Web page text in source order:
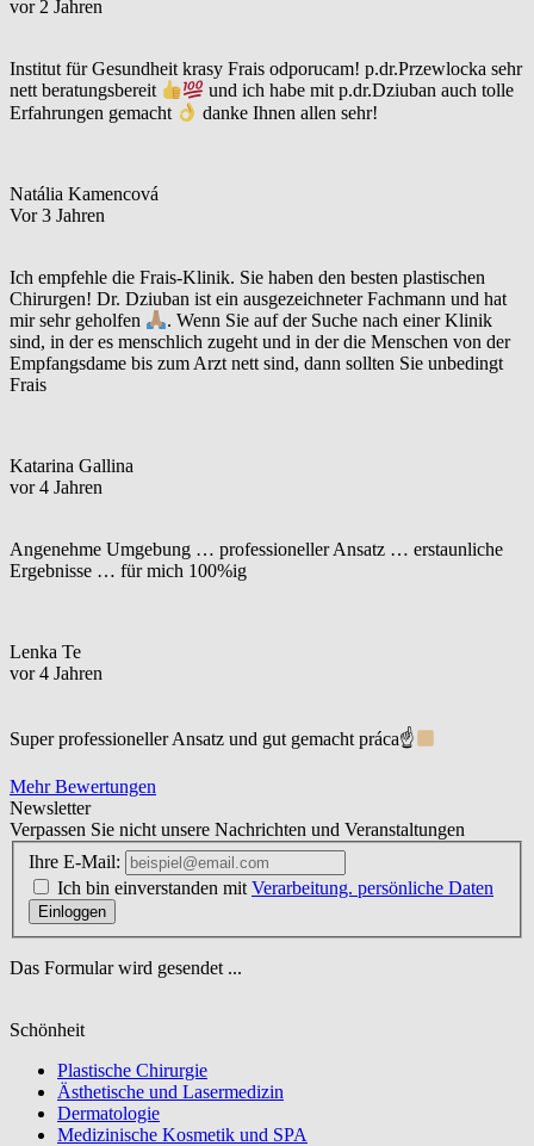
vor 2 Jahren
Institut für Gesundheit krasy Frais odporucam! p.dr.Przewlocka sehr
nett beratungsbereit
und ich habe mit p.dr.Dziuban auch tolle
Erfahrungen gemacht
danke Ihnen allen sehr!
Natália Kamencová
Vor 3 Jahren
Ich empfehle die Frais-Klinik. Sie haben den besten plastischen
Chirurgen! Dr. Dziuban ist ein ausgezeichneter Fachmann und hat
mir sehr geholfen
. Wenn Sie auf der Suche nach einer Klinik
sind, in der es menschlich zugeht und in der die Menschen von der
Empfangsdame bis zum Arzt nett sind, dann sollten Sie unbedingt
Frais
Katarina Gallina
vor 4 Jahren
Angenehme Umgebung … professioneller Ansatz … erstaunliche
Ergebnisse … für mich 100%ig
Lenka Te
vor 4 Jahren
Super professioneller Ansatz und gut gemacht práca☝
Mehr Bewertungen
Newsletter
Verpassen Sie nicht unsere Nachrichten und Veranstaltungen
Ihre E-Mail:
Ich bin einverstanden mit Verarbeitung. persönliche Daten
Einloggen
Das Formular wird gesendet ...
Schönheit
Plastische Chirurgie
Ästhetische und Lasermedizin
Dermatologie
Medizinische Kosmetik und SPA